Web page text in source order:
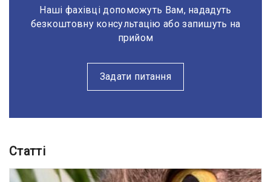
Наші фахівці допоможуть Вам, нададуть
безкоштовну консультацію або запишуть на
прийом
Задати питання
Статті